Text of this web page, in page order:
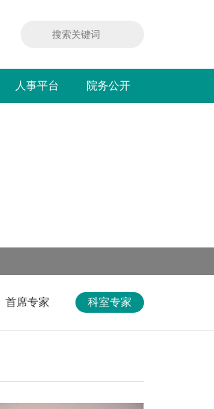
人事平台 院务公开
首席专家 科室专家